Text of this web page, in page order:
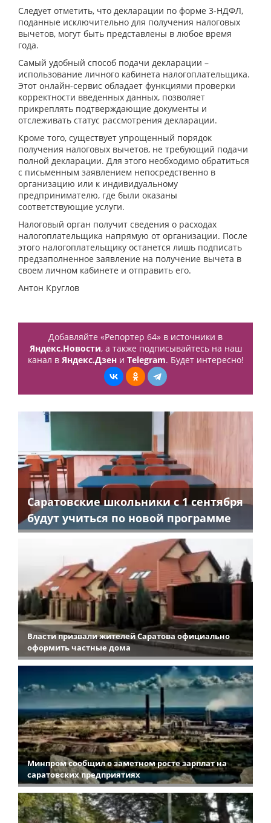
Следует отметить, что декларации по форме 3-НДФЛ,
поданные исключительно для получения налоговых
вычетов, могут быть представлены в любое время
года.
Самый удобный способ подачи декларации –
использование личного кабинета налогоплательщика.
Этот онлайн-сервис обладает функциями проверки
корректности введенных данных, позволяет
прикреплять подтверждающие документы и
отслеживать статус рассмотрения декларации.
Кроме того, существует упрощенный порядок
получения налоговых вычетов, не требующий подачи
полной декларации. Для этого необходимо обратиться
с письменным заявлением непосредственно в
организацию или к индивидуальному
предпринимателю, где были оказаны
соответствующие услуги.
Налоговый орган получит сведения о расходах
налогоплательщика напрямую от организации. После
этого налогоплательщику останется лишь подписать
предзаполненное заявление на получение вычета в
своем личном кабинете и отправить его.
Антон Круглов
Добавляйте «Репортер 64» в источники в
Яндекс.Новости, а также подписывайтесь на наш
канал в Яндекс.Дзени Telegram. Будет интересно!
Саратовские школьники с 1 сентября
будут учиться по новой программе
Власти призвали жителей Саратова официально
оформить частные дома
Минпром сообщил о заметном росте зарплат на
саратовских предприятиях